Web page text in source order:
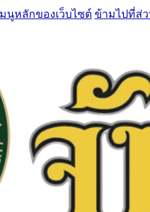
นูหลักของเว็บไซต์ ข้ามไปที่ส่ว